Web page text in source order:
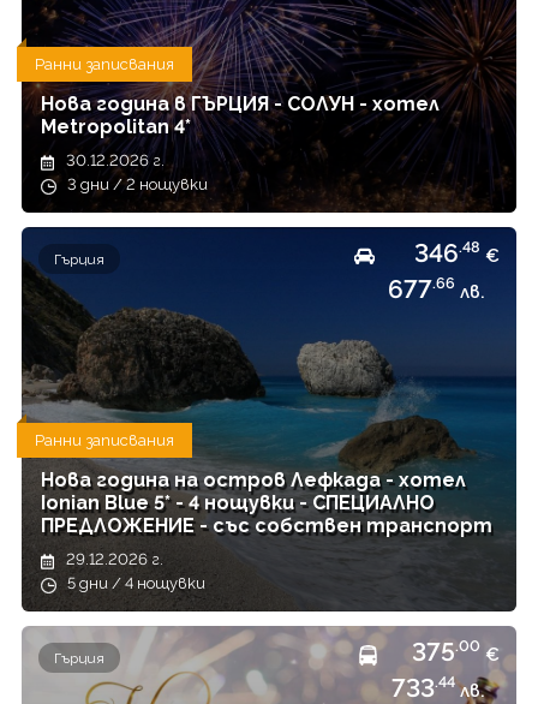
Ранни записвания
Нова година в ГЪРЦИЯ - СОЛУН - хотел
Metropolitan 4*
30.12.2026 г.
3 дни / 2 нощувки
Гърция 346.48 €
677.66 лв.
Ранни записвания
Нова година на остров Лефкада - хотел
Ionian Blue 5* - 4 нощувки - СПЕЦИАЛНО
ПРЕДЛОЖЕНИЕ - със собствен транспорт
29.12.2026 г.
5 дни / 4 нощувки
Гърция 375.00 €
733.44 лв.